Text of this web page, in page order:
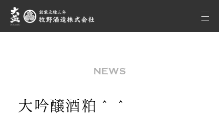
NEWS
大吟醸酒粕＾＾